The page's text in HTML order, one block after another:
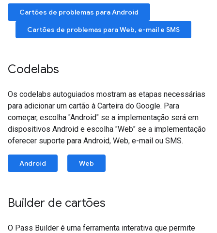
Cartões de problemas para Android
Cartões de problemas para Web, e-mail e SMS
Codelabs
Os codelabs autoguiados mostram as etapas necessárias
para adicionar um cartão à Carteira do Google. Para
começar, escolha "Android" se a implementação será em
dispositivos Android e escolha "Web" se a implementação
oferecer suporte para Android, Web, e-mail ou SMS.
Android Web
Builder de cartões
O Pass Builder é uma ferramenta interativa que permite